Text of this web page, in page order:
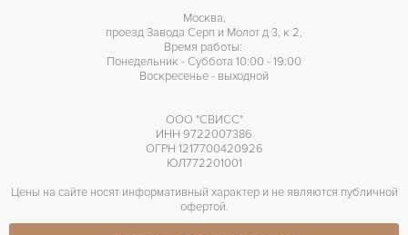
Москва,
проезд Завода Серп и Молот д 3, к 2,
Время работы:
Понедельник - Суббота 10:00 - 19:00
Воскресенье - выходной
ООО "СВИСС"
ИНН 9722007386
ОГРН 1217700420926
ЮЛ772201001
Цены на сайте носят информативный характер и не являются публичной
офертой.